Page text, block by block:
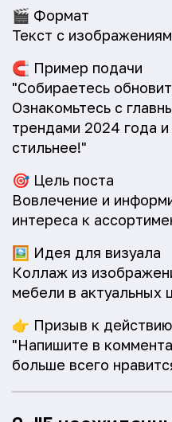
🎬 Формат
Текст с
🧲 Пример подачи
"Собираетесь
Ознакомьтесь с
трендами 2024 года
стильнее!"
🎯 Цель поста
Вовлечение и
интереса к
🖼️ Идея для визуала
Коллаж из
мебели в актуальных
👉 Призыв к действию
"Напишите в
больше всего